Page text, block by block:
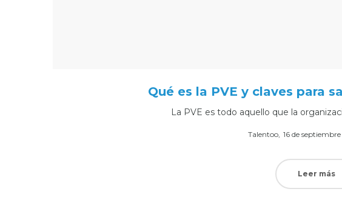
Qué es la PVE y claves para
La PVE es todo aquello que la
PorTalentoo Posted
16 de
Leer más